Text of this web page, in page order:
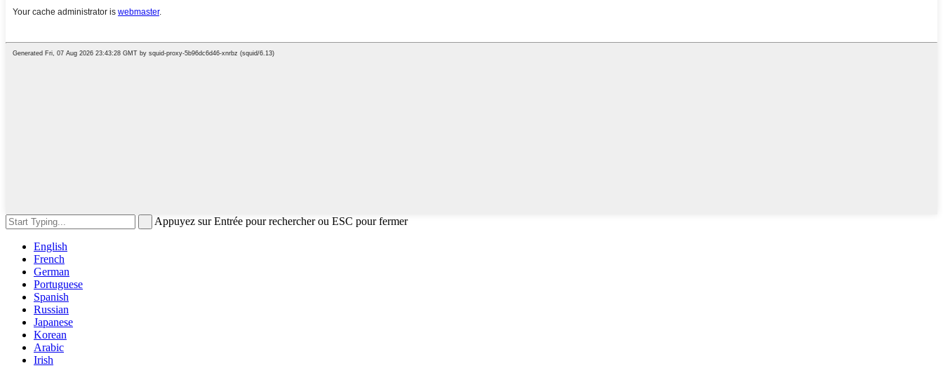
Appuyez sur Entrée pour rechercher ou ESC pour fermer
English
French
German
Portuguese
Spanish
Russian
Japanese
Korean
Arabic
Irish